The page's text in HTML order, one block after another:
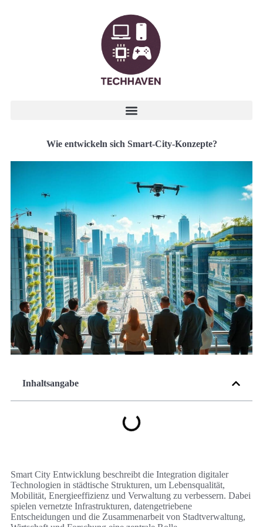
Wie entwickeln sich Smart-City-Konzepte?
Inhaltsangabe
Smart City Entwicklung beschreibt die Integration digitaler
Technologien in städtische Strukturen, um Lebensqualität,
Mobilität, Energieeffizienz und Verwaltung zu verbessern. Dabei
spielen vernetzte Infrastrukturen, datengetriebene
Entscheidungen und die Zusammenarbeit von Stadtverwaltung,